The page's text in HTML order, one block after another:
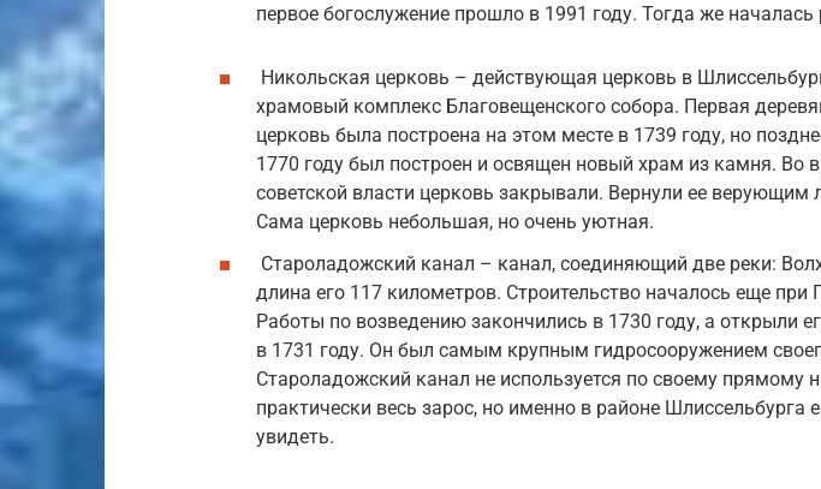
первое богослужение прошло в 1991 году. Тогда же началась
Никольская церковь – действующая церковь в
храмовый комплекс Благовещенского собора. Первая
церковь была построена на этом месте в 1739 году, но
1770 году был построен и освящен новый храм из камня. Во
советской власти церковь закрывали. Вернули ее верующим
Сама церковь небольшая, но очень уютная.
Староладожский канал – канал, соединяющий две реки:
длина его 117 километров. Строительство началось еще при
Работы по возведению закончились в 1730 году, а открыли
в 1731 году. Он был самым крупным гидросооружением
Староладожский канал не используется по своему прямому
практически весь зарос, но именно в районе Шлиссельбурга
увидеть.